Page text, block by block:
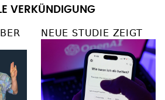
VERKÜNDIGUNG
NEUE STUDIE ZEIGT